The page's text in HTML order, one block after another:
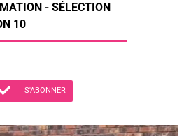
- SÉLECTION
10
S'ABONNER